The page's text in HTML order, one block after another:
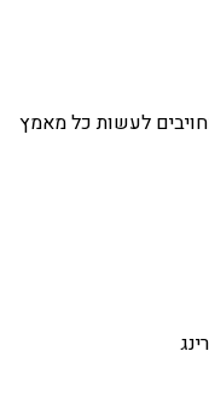
לעשות כל מאמץ